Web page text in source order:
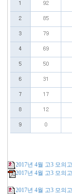
2017년 4월 고3 모의
2017년 4월 고3 모의
2017년 4월 고3 모의